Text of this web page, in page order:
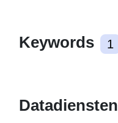
Keywords 1
Datadiensten